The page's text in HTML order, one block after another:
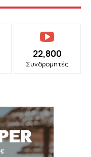
22,800
Συνδρομητές